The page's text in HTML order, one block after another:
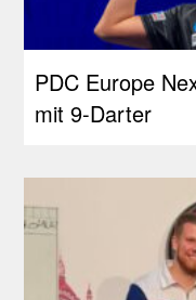
PDC Europe
mit 9-Darter